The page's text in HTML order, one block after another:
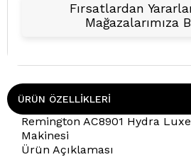
Fırsatlardan
Mağazalarımıza
ÜRÜN ÖZELLIKLERI
Remington AC8901 Hydra
Makinesi
Ürün Açıklaması